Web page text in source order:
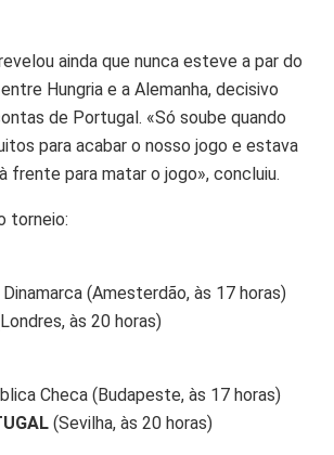
ainda que nunca esteve a par do
Hungria e a Alemanha, decisivo
de Portugal. «Só soube quando
para acabar o nosso jogo e estava
frente para matar o jogo», concluiu.
torneio:
(Amesterdão, às 17 horas)
às 20 horas)
Checa (Budapeste, às 17 horas)
(Sevilha, às 20 horas)